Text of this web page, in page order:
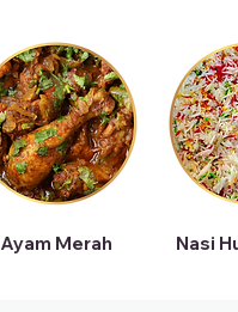
Ayam Merah Nasi